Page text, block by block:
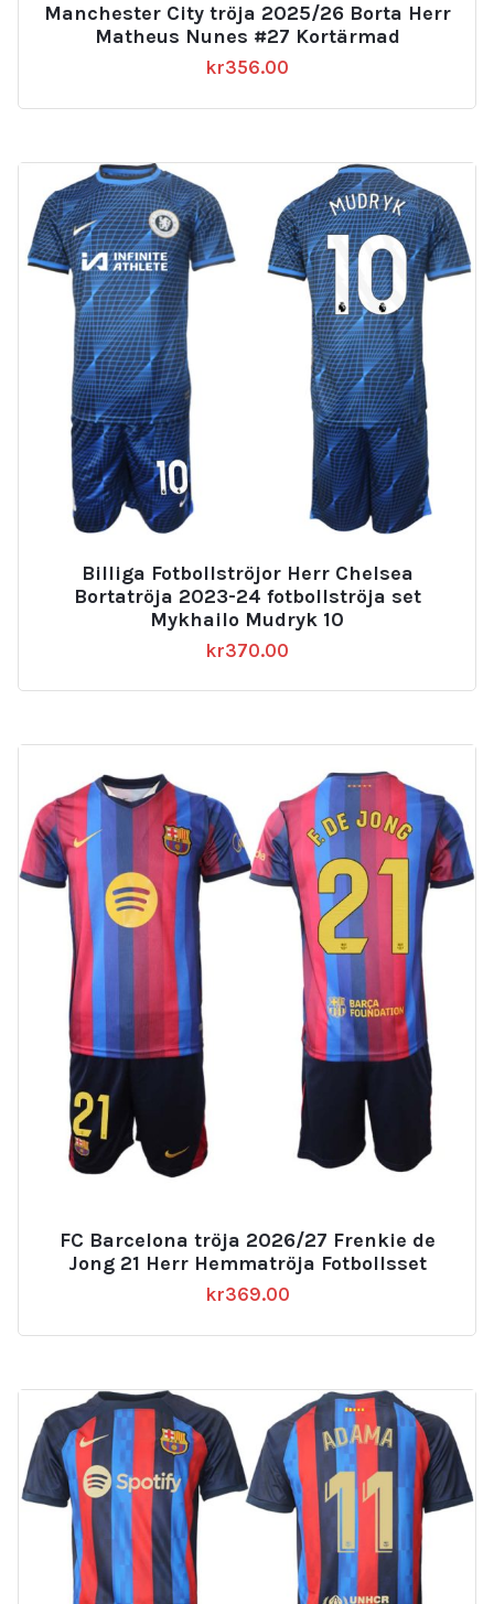
Manchester City tröja 2025/26 Borta Herr
Matheus Nunes #27 Kortärmad
kr356.00
Billiga Fotbollströjor Herr Chelsea
Bortatröja 2023-24 fotbollströja set
Mykhailo Mudryk 10
kr370.00
FC Barcelona tröja 2026/27 Frenkie de
Jong 21 Herr Hemmatröja Fotbollsset
kr369.00